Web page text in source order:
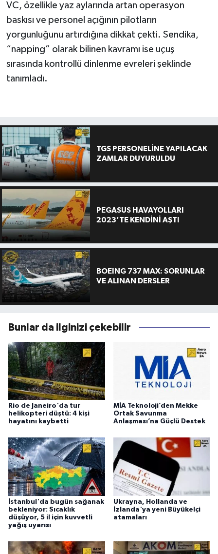
VC, özellikle yaz aylarında artan operasyon
baskısı ve personel açığının pilotların
yorgunluğunu artırdığına dikkat çekti. Sendika,
“napping” olarak bilinen kavramı ise uçuş
sırasında kontrollü dinlenme evreleri şeklinde
tanımladı.
TGS PERSONELİNE YAPILACAK
ZAMLAR DUYURULDU
PEGASUS HAVAYOLLARI
2023'TE KENDİNİ AŞTI
BOEING 737 MAX: SORUNLAR
VE ALINAN DERSLER
Bunlar da ilginizi çekebilir
Rio de Janeiro'da tur
helikopteri düştü: 4 kişi
hayatını kaybetti
MİA Teknoloji’den Mekke
Ortak Savunma
Anlaşması’na Güçlü Destek
İstanbul'da bugün sağanak
bekleniyor: Sıcaklık
düşüyor, 5 il için kuvvetli
yağış uyarısı
Ukrayna, Hollanda ve
İzlanda'ya yeni Büyükelçi
atamaları